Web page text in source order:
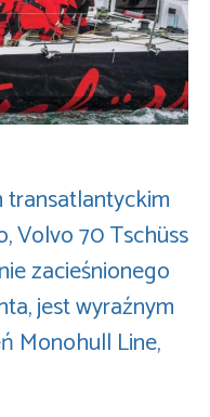
transatlantyckim
Volvo 70 Tschüss
zacieśnionego
jest wyraźnym
Monohull Line,